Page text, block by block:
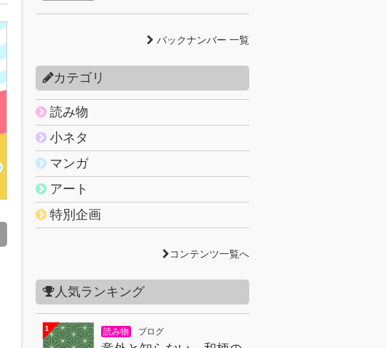
バックナンバー 一覧
カテゴリ
読み物
小ネタ
マンガ
アート
特別企画
コンテンツ一覧へ
人気ランキング
1 読み物 ブログ